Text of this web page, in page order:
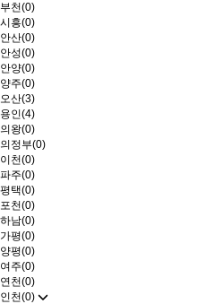
부천(0)
시흥(0)
안산(0)
안성(0)
안양(0)
양주(0)
오산(3)
용인(4)
의왕(0)
의정부(0)
이천(0)
파주(0)
평택(0)
포천(0)
하남(0)
가평(0)
양평(0)
여주(0)
연천(0)
인천(0)